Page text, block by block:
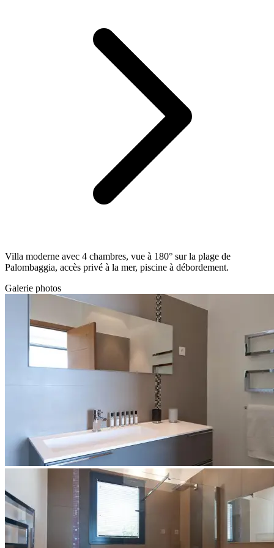
Villa moderne avec 4 chambres, vue à 180° sur la plage de
Palombaggia, accès privé à la mer, piscine à débordement.
Galerie photos